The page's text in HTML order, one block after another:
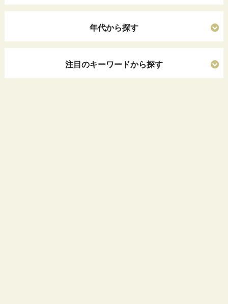
年代から探す
注目のキーワードから探す